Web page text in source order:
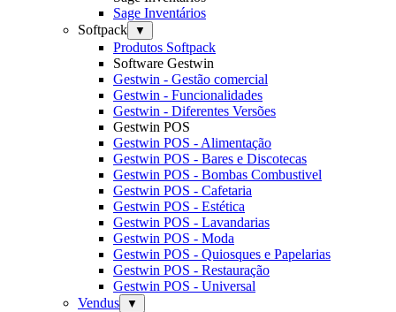
Sage Inventários
Softpack
▼
Produtos Softpack
Software Gestwin
Gestwin - Gestão comercial
Gestwin - Funcionalidades
Gestwin - Diferentes Versões
Gestwin POS
Gestwin POS - Alimentação
Gestwin POS - Bares e Discotecas
Gestwin POS - Bombas Combustivel
Gestwin POS - Cafetaria
Gestwin POS - Estética
Gestwin POS - Lavandarias
Gestwin POS - Moda
Gestwin POS - Quiosques e Papelarias
Gestwin POS - Restauração
Gestwin POS - Universal
Vendus
▼